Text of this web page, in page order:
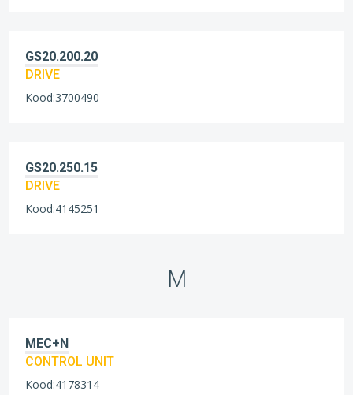
GS20.200.20
DRIVE
Kood:3700490
GS20.250.15
DRIVE
Kood:4145251
M
MEC+N
CONTROL UNIT
Kood:4178314